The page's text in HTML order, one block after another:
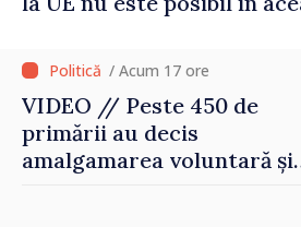
/ Acum 17 ore
VIDEO // Peste 450 de
primării au decis
amalgamarea voluntară și